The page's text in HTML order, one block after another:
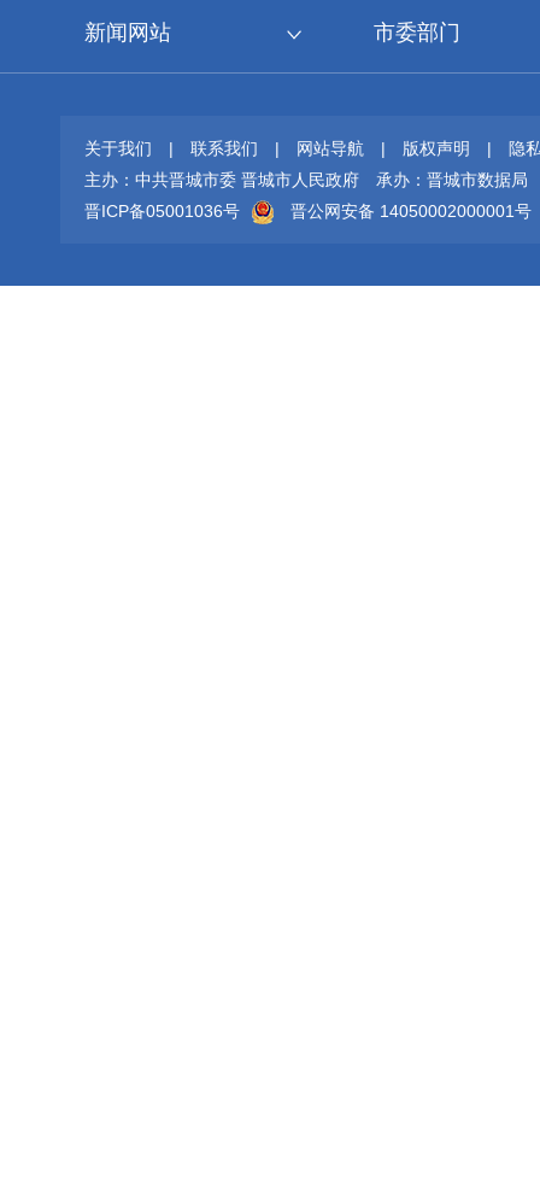
新闻网站 市委部门
关于我们 | 联系我们 | 网站导航 | 版权声明 |
隐
主办：中共晋城市委 晋城市人民政府
承办：晋城市数据局
晋ICP备05001036号
晋公网安备 14050002000001号